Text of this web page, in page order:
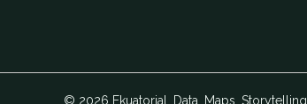
© 2026 Ekuatorial. Data. Maps. Storytelling